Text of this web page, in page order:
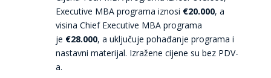
Executive MBA programa iznosi €20.000, a
visina Chief Executive MBA programa
je €28.000, a uključuje pohađanje programa i
nastavni materijal. Izražene cijene su bez PDV-
a.